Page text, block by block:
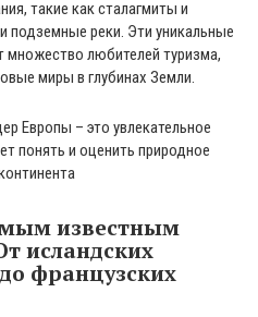
такие как сталагмиты и
подземные реки. Эти уникальные
множество любителей туризма,
миры в глубинах Земли.
Европы – это увлекательное
понять и оценить природное
известным
исландских
французских